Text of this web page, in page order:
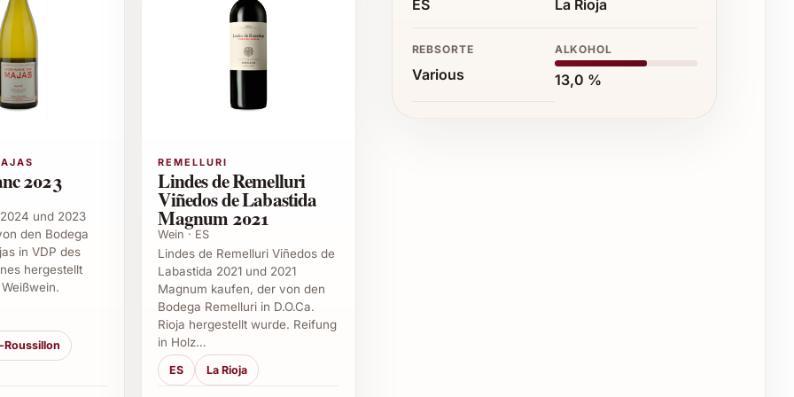
2025
werden. Seine Frische macht ihn zum perfekten
Ebenso eignet sich der Wein als exklusives
2025
verwendet?
Weissweinrebsorte, die für ihre
garantieren einen lebendigen und harmonischen
2023
und 2023
den Bodega
in VDP des
hergestellt
Roussillon
REMELLURI
Lindes de Remelluri
Viñedos de Labastida
Magnum 2021
Wein · ES
Lindes de Remelluri Viñedos de
Labastida 2021 und 2021
Magnum kaufen, der von den
Bodega Remelluri in D.O.Ca.
Rioja hergestellt wurde. Reifung
in Holz…
ES La Rioja
ES La Rioja
REBSORTE
Various
ALKOHOL
13,0 %